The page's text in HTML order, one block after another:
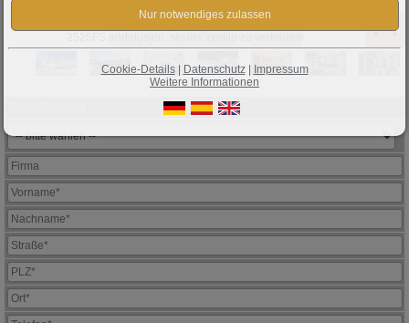
Cookie-Details| Datenschutz| Impressum
Weitere Informationen